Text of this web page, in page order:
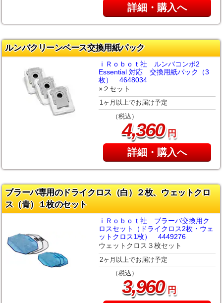
詳細・購入へ
ルンバクリーンベース交換用紙パック
ｉＲｏｂｏｔ社 ルンバコンボ2
Essential 対応 交換用紙パック（3
枚） 4648034
×２セット
1ヶ月以上でお届け予定
（税込）
4,360円
詳細・購入へ
ブラーバ専用のドライクロス（白）２枚、ウェットクロ
ス（青）１枚のセット
ｉＲｏｂｏｔ社 ブラーバ交換用ク
ロスセット（ドライクロス2枚・ウェ
ットクロス1枚） 4449276
ウェットクロス３枚セット
2ヶ月以上でお届け予定
（税込）
3,960円